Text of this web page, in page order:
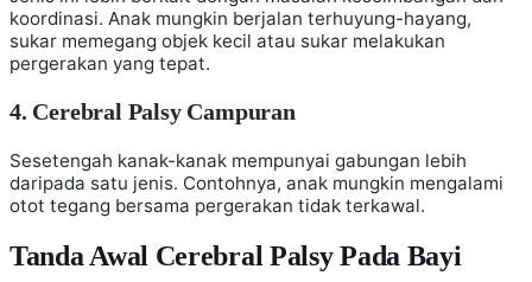
koordinasi. Anak mungkin berjalan terhuyung-hayang,
sukar memegang objek kecil atau sukar melakukan
pergerakan yang tepat.
4. Cerebral Palsy Campuran
Sesetengah kanak-kanak mempunyai gabungan lebih
daripada satu jenis. Contohnya, anak mungkin mengalami
otot tegang bersama pergerakan tidak terkawal.
Tanda Awal Cerebral Palsy Pada Bayi